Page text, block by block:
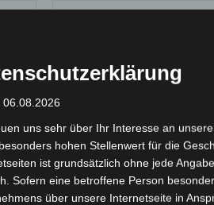
Lagerware
Angebot!
Ursprünglicher
Preis
war:
990,00 €
Aktueller
Preis
ist:
891,00 €.
06.08.2026
uns sehr über Ihr Interesse an
hohen Stellenwert für die
ist grundsätzlich ohne jede
Sofern eine betroffene Person
über unsere Internetseite in